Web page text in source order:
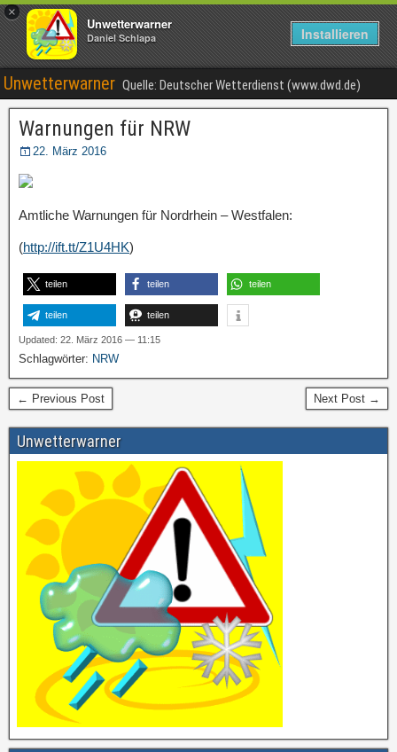
×
Unwetterwarner
Daniel Schlapa Installieren
Unwetterwarner Quelle: Deutscher Wetterdienst (www.dwd.de)
Warnungen für NRW
22. März 2016
Amtliche Warnungen für Nordrhein – Westfalen:
(http://ift.tt/Z1U4HK)
teilen teilen teilen
teilen teilen
Updated: 22. März 2016 — 11:15
Schlagwörter: NRW
← Previous Post Next Post →
Unwetterwarner